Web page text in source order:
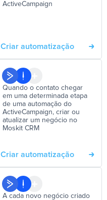
ActiveCampaign
Criar automatização
Quando o contato chegar
em uma determinada etapa
de uma automação do
ActiveCampaign, criar ou
atualizar um negócio no
Moskit CRM
Criar automatização
A cada novo negócio criado